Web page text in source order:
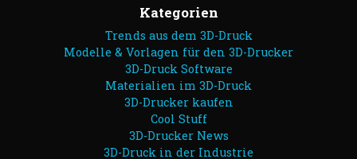
Kategorien
Trends aus dem 3D-Druck
Modelle & Vorlagen für den 3D-Drucker
3D-Druck Software
Materialien im 3D-Druck
3D-Drucker kaufen
Cool Stuff
3D-Drucker News
3D-Druck in der Industrie